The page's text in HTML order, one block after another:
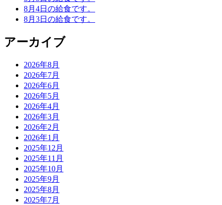
8月4日の給食です。
8月3日の給食です。
アーカイブ
2026年8月
2026年7月
2026年6月
2026年5月
2026年4月
2026年3月
2026年2月
2026年1月
2025年12月
2025年11月
2025年10月
2025年9月
2025年8月
2025年7月